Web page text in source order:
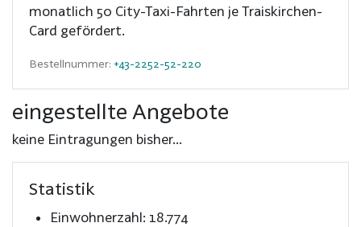
monatlich 50 City-Taxi-Fahrten je Traiskirchen-
Card gefördert.
Bestellnummer: +43-2252-52-220
eingestellte Angebote
keine Eintragungen bisher...
Statistik
Einwohnerzahl: 18.774